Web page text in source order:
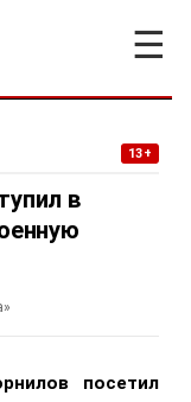
☰
13+
в
посетил